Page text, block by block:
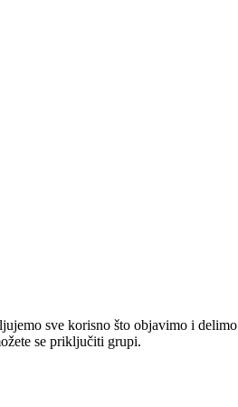
sve korisno što objavimo i
se priključiti grupi.